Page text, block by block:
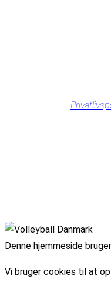
Denne hjemmeside
Vi bruger cookies til at